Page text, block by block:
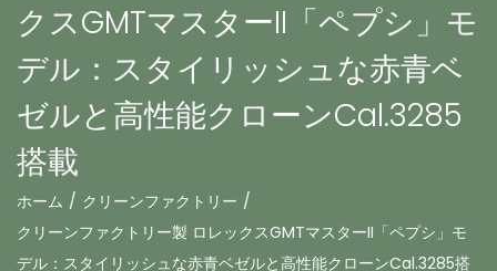
クスGMTマスターII「ペプシ」モ
デル：スタイリッシュな赤青ベ
ゼルと高性能クローンCal.3285
搭載
ホーム / クリーンファクトリー /
クリーンファクトリー製 ロレックスGMTマスターII「ペプシ」モ
デル：スタイリッシュな赤青ベゼルと高性能クローンCal.3285搭